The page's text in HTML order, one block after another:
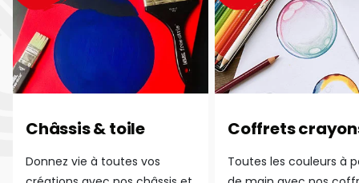
Châssis & toile
Donnez vie à toutes vos
Coffrets
Toutes les couleurs à